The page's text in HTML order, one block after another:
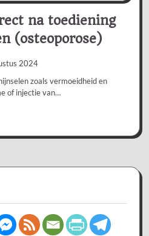
na toediening
(osteoporose)
2024
zoals vermoeidheid en
of injectie van…